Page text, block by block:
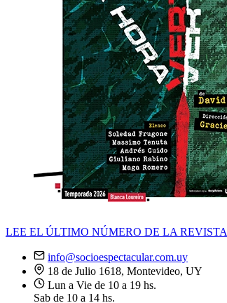
LEE EL ÚLTIMO NÚMERO DE LA REVISTA
info@socioespectacular.com.uy
18 de Julio 1618, Montevideo, UY
Lun a Vie de 10 a 19 hs.
Sab de 10 a 14 hs.